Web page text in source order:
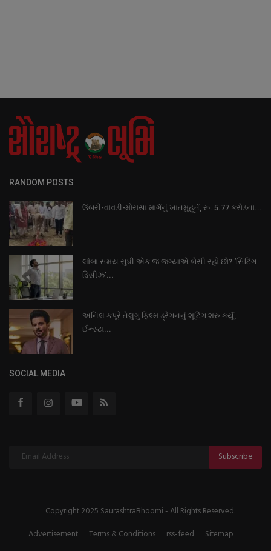
RANDOM POSTS
ઉંબરી-વાવડી-મોરાસા માર્ગનું ખાતમુહૂર્ત, રૂ. 5.77 કરોડના...
લાંબા સમય સુધી એક જ જગ્યાએ બેસી રહો છો? ‘સિટિંગ
ડિસીઝ’...
અનિલ કપૂરે તેલુગુ ફિલ્મ ડ્રેગનનું શૂટિંગ શરુ કર્યું,
ઈન્સ્ટા...
SOCIAL MEDIA
Subscribe
Copyright 2025 SaurashtraBhoomi - All Rights Reserved.
Advertisement
Terms & Conditions rss-feed
Sitemap